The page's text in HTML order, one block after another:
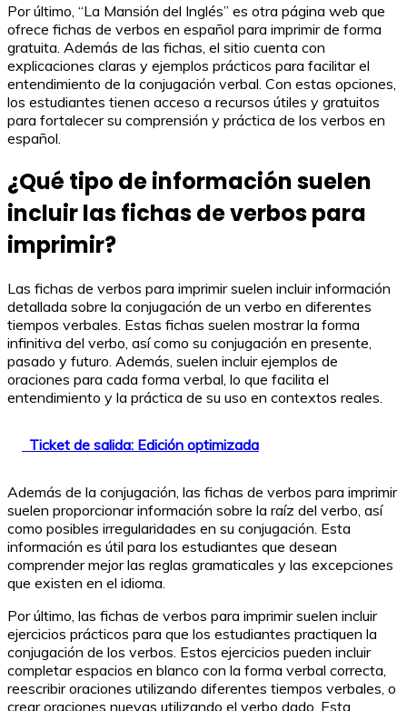
Por último, “La Mansión del Inglés” es otra página web que
ofrece fichas de verbos en español para imprimir de forma
gratuita. Además de las fichas, el sitio cuenta con
explicaciones claras y ejemplos prácticos para facilitar el
entendimiento de la conjugación verbal. Con estas opciones,
los estudiantes tienen acceso a recursos útiles y gratuitos
para fortalecer su comprensión y práctica de los verbos en
español.
¿Qué tipo de información suelen
incluir las fichas de verbos para
imprimir?
Las fichas de verbos para imprimir suelen incluir información
detallada sobre la conjugación de un verbo en diferentes
tiempos verbales. Estas fichas suelen mostrar la forma
infinitiva del verbo, así como su conjugación en presente,
pasado y futuro. Además, suelen incluir ejemplos de
oraciones para cada forma verbal, lo que facilita el
entendimiento y la práctica de su uso en contextos reales.
Ticket de salida: Edición optimizada
Además de la conjugación, las fichas de verbos para imprimir
suelen proporcionar información sobre la raíz del verbo, así
como posibles irregularidades en su conjugación. Esta
información es útil para los estudiantes que desean
comprender mejor las reglas gramaticales y las excepciones
que existen en el idioma.
Por último, las fichas de verbos para imprimir suelen incluir
ejercicios prácticos para que los estudiantes practiquen la
conjugación de los verbos. Estos ejercicios pueden incluir
completar espacios en blanco con la forma verbal correcta,
reescribir oraciones utilizando diferentes tiempos verbales, o
crear oraciones nuevas utilizando el verbo dado. Esta